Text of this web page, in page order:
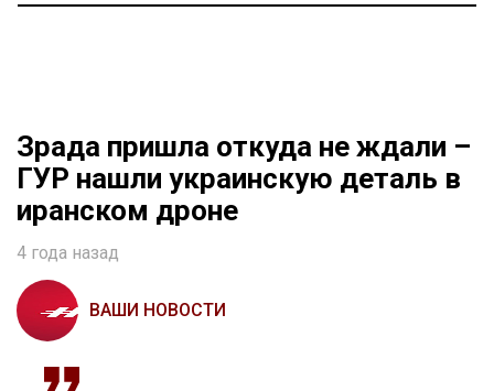
Зрада пришла откуда не ждали –
ГУР нашли украинскую деталь в
иранском дроне
4 года назад
ВАШИ НОВОСТИ